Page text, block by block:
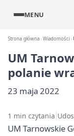
MENU
Strona główna Wiadomości
UM
polanie
23 maja 2022
1 min czytania
UM Tarnowskie